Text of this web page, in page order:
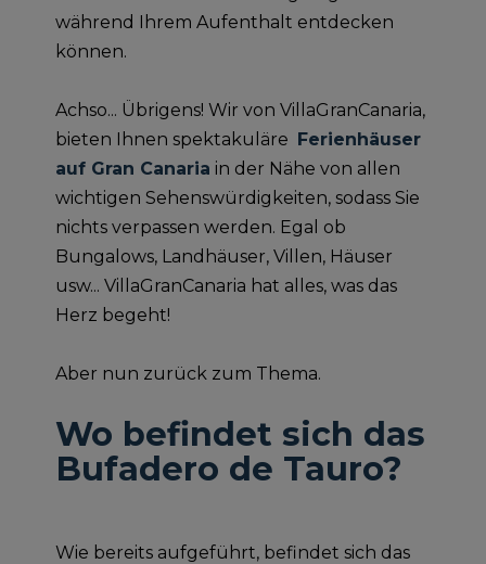
während Ihrem Aufenthalt entdecken
können.
Achso... Übrigens! Wir von VillaGranCanaria,
bieten Ihnen spektakuläre Ferienhäuser
auf Gran Canaria in der Nähe von allen
wichtigen Sehenswürdigkeiten, sodass Sie
nichts verpassen werden. Egal ob
Bungalows, Landhäuser, Villen, Häuser
usw... VillaGranCanaria hat alles, was das
Herz begeht!
Aber nun zurück zum Thema.
Wo befindet sich das
Bufadero de Tauro?
Wie bereits aufgeführt, befindet sich das